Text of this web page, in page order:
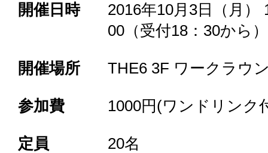
開催日時
2016年10月3日（月）
00（受付18：30から）
開催場所 THE6 3F ワークラウ
参加費 1000円(ワンドリンク
定員 20名